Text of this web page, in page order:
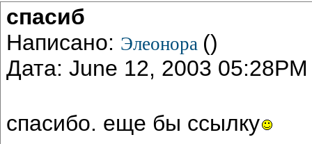
спасиб
Написано: Элеонора ()
Дата: June 12, 2003 05:28PM
спасибо. еще бы ссылку